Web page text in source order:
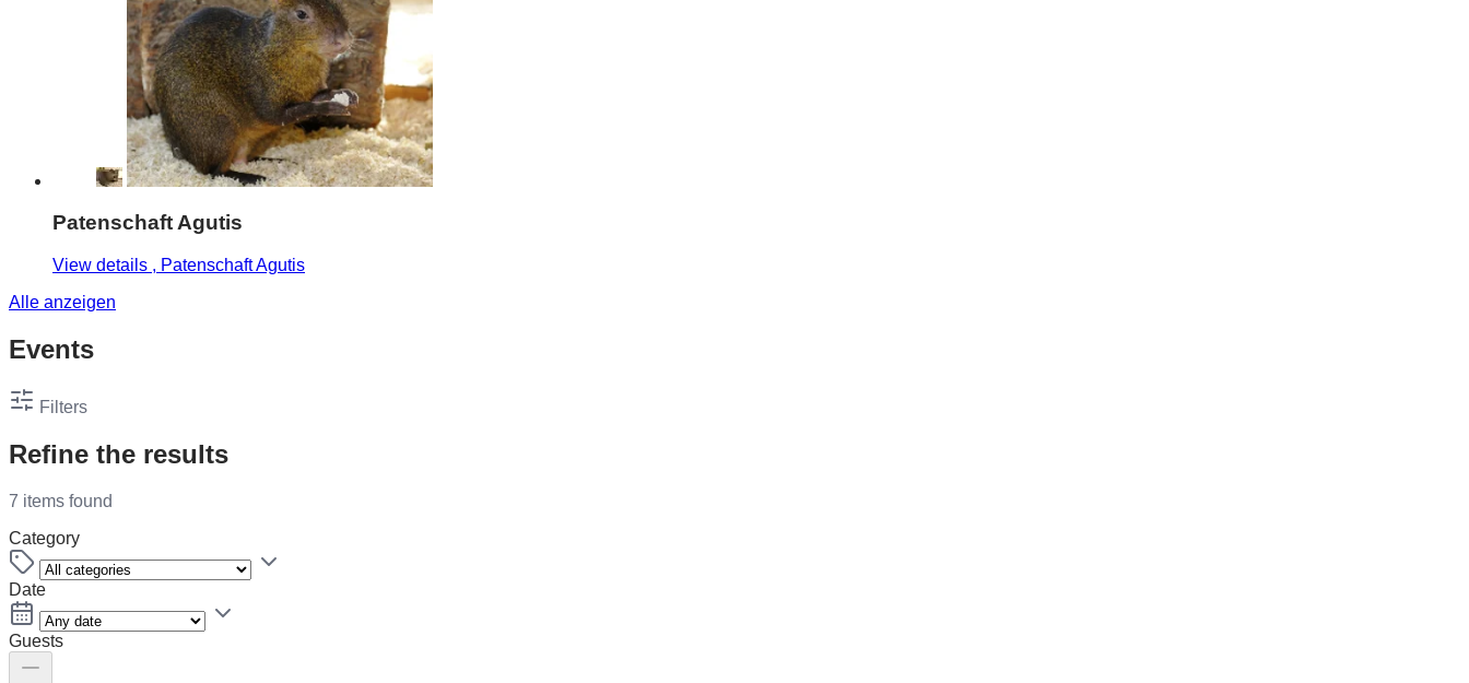
Patenschaft Agutis
View details , Patenschaft Agutis
Alle anzeigen
Events
Filters
Refine the results
7 items found
Category
Date
Guests